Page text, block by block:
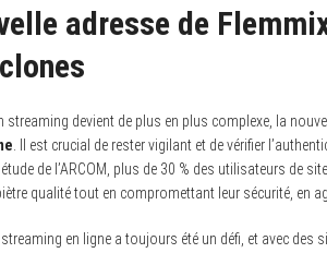
adresse de
streaming devient de plus en plus complexe, la
. Il est crucial de rester vigilant et de vérifier
de l’ARCOM, plus de 30 % des utilisateurs de
qualité tout en compromettant leur sécurité, en
en ligne a toujours été un défi, et avec des